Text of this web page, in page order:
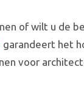
of wilt u de
garandeert het
voor